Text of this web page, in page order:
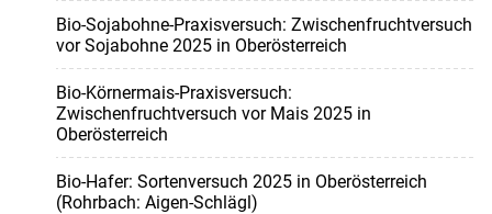
Bio-Sojabohne-Praxisversuch: Zwischenfruchtversuch
vor Sojabohne 2025 in Oberösterreich
Bio-Körnermais-Praxisversuch:
Zwischenfruchtversuch vor Mais 2025 in
Oberösterreich
Bio-Hafer: Sortenversuch 2025 in Oberösterreich
(Rohrbach: Aigen-Schlägl)